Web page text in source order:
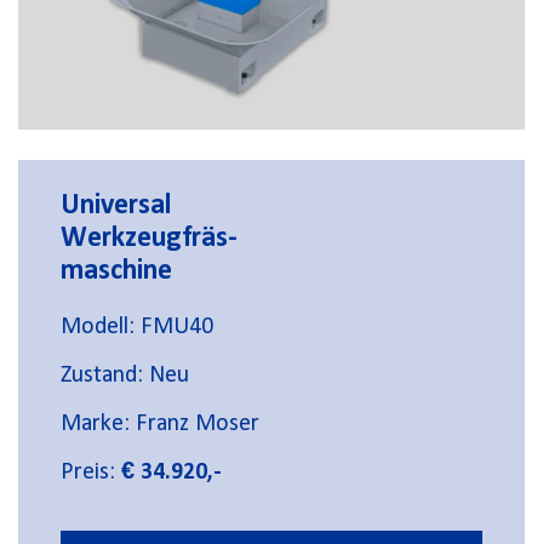
Universal
Werkzeugfräs-
maschine
Modell: FMU40
Zustand: Neu
Marke: Franz Moser
Preis: € 34.920,-